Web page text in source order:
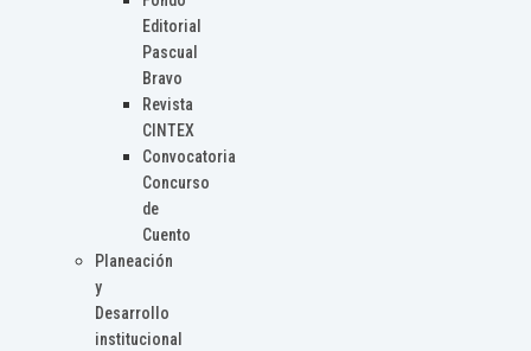
Editorial
Pascual
Bravo
Revista
CINTEX
Convocatoria
Concurso
de
Cuento
Planeación
y
Desarrollo
institucional